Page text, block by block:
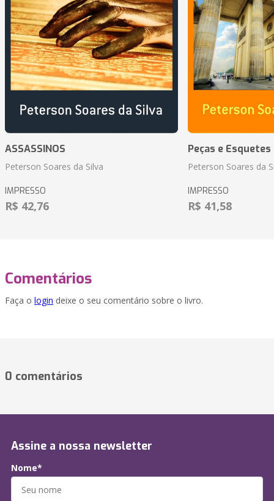
ASSASSINOS
Peterson Soares da Silva
IMPRESSO
R$ 42,76
Peças e
Peterson Soares da
IMPRESSO
R$ 41,58
Comentários
Faça o login deixe o seu comentário sobre o livro.
0 comentários
Assine a nossa newsletter
Nome*